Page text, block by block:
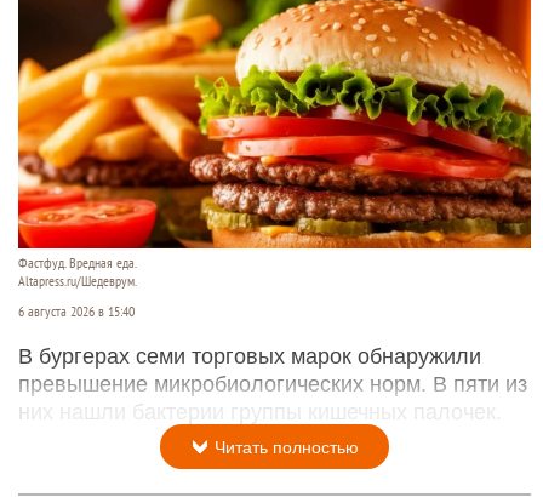
Фастфуд. Вредная еда.
Altapress.ru/Шедеврум.
6 августа 2026 в 15:40
В бургерах семи торговых марок обнаружили
превышение микробиологических норм. В пяти из
них нашли бактерии группы кишечных палочек.
Читать полностью